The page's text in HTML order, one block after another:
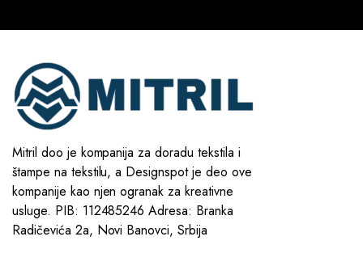
Mitril doo je kompanija za doradu tekstila i
štampe na tekstilu, a Designspot je deo ove
kompanije kao njen ogranak za kreativne
usluge. PIB: 112485246 Adresa: Branka
Radičevića 2a, Novi Banovci, Srbija